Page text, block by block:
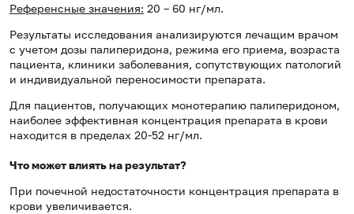
Референсные значения: 20 – 60 нг/мл.
Результаты исследования анализируются лечащим врачом
с учетом дозы палиперидона, режима его приема, возраста
пациента, клиники заболевания, сопутствующих патологий
и индивидуальной переносимости препарата.
Для пациентов, получающих монотерапию палиперидоном,
наиболее эффективная концентрация препарата в крови
находится в пределах 20-52 нг/мл.
Что может влиять на результат?
При почечной недостаточности концентрация препарата в
крови увеличивается.